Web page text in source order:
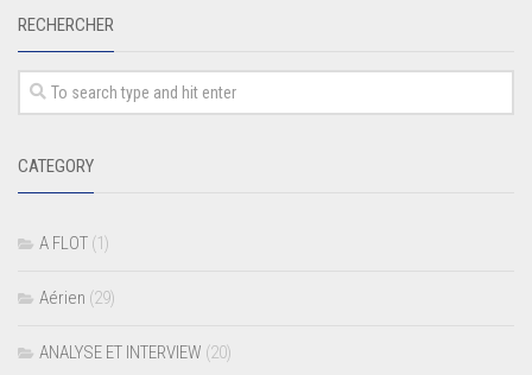
RECHERCHER
CATEGORY
A FLOT (1)
Aérien (29)
ANALYSE ET INTERVIEW (20)